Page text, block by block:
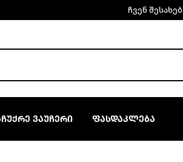
ჩვენ შესახებ
ᲕᲐᲣᲩᲔᲠᲘ ᲤᲐᲡᲓᲐᲙᲚᲔᲑᲐ